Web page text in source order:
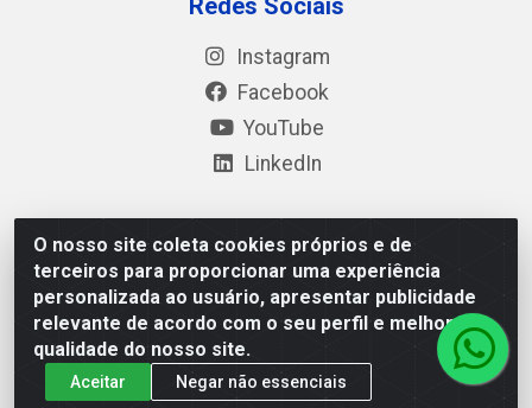
O nosso site coleta cookies próprios e de
terceiros para proporcionar uma experiência
personalizada ao usuário, apresentar publicidade
relevante de acordo com o seu perfil e melhorar a
qualidade do nosso site.
Aceitar Negar não essenciais
Redes Sociais
Instagram
Facebook
YouTube
LinkedIn
Polimold Industrial Ltda - Estrada dos Casa, 4585 – São
Bernardo do Campo / SP – CEP: 09.840-000 - CNPJ
44.106.466/0001-41